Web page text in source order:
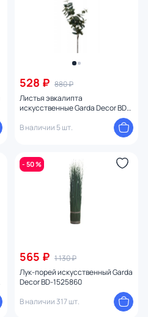
528 ₽ 880 ₽
Листья эвкалипта
искусственные Garda Decor BD-
В наличии 5 шт.
- 50 %
565 ₽ 1 130 ₽
Лук-порей искусственный Garda
Decor BD-1525860
В наличии 317 шт.